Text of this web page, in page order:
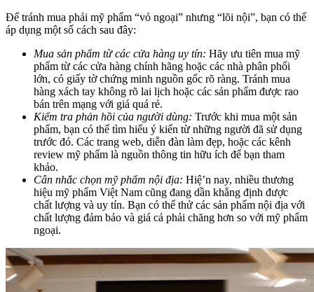
Để tránh mua phải mỹ phẩm “vỏ ngoại” nhưng “lõi nội”, bạn có thể
áp dụng một số cách sau đây:
Mua sản phẩm từ các cửa hàng uy tín: Hãy ưu tiên mua mỹ
phẩm từ các cửa hàng chính hãng hoặc các nhà phân phối
lớn, có giấy tờ chứng minh nguồn gốc rõ ràng. Tránh mua
hàng xách tay không rõ lai lịch hoặc các sản phẩm được rao
bán trên mạng với giá quá rẻ.
Kiểm tra phản hồi của người dùng: Trước khi mua một sản
phẩm, bạn có thể tìm hiểu ý kiến từ những người đã sử dụng
trước đó. Các trang web, diễn đàn làm đẹp, hoặc các kênh
review mỹ phẩm là nguồn thông tin hữu ích để bạn tham
khảo.
Cân nhắc chọn mỹ phẩm nội địa: Hiệ’n nay, nhiều thương
hiệu mỹ phẩm Việt Nam cũng đang dần khẳng định được
chất lượng và uy tín. Bạn có thể thử các sản phẩm nội địa với
chất lượng đảm bảo và giá cả phải chăng hơn so với mỹ phẩm
ngoại.